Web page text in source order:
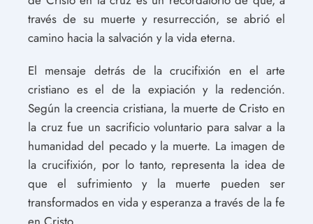
través de su muerte y resurrección, se abrió el
camino hacia la salvación y la vida eterna.
El mensaje detrás de la crucifixión en el arte
cristiano es el de la expiación y la redención.
Según la creencia cristiana, la muerte de Cristo en
la cruz fue un sacrificio voluntario para salvar a la
humanidad del pecado y la muerte. La imagen de
la crucifixión, por lo tanto, representa la idea de
que el sufrimiento y la muerte pueden ser
transformados en vida y esperanza a través de la fe